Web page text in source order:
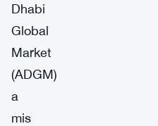
Dhabi
Global
Market
(ADGM)
a
mis